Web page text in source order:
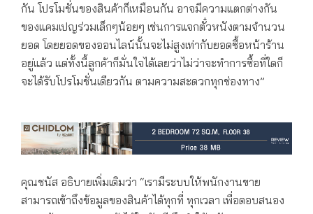
กัน โปรโมชั่นของสินค้าก็เหมือนกัน อาจมีความแตกต่างกัน
ของแคมเปญร่วมเล็กๆน้อยๆ เช่นการแจกตั๋วหนังตามจำนวน
ยอด โดยยอดของออนไลน์นั้นจะไม่สูงเท่ากับยอดซื้อหน้าร้าน
อยู่แล้ว แต่ทั้งนี้ลูกค้าก็มั่นใจได้เลยว่าไม่ว่าจะทำการซื้อที่ใดก็
จะได้รับโปรโมชั่นเดียวกัน ตามความสะดวกทุกช่องทาง”
คุณชนัส อธิบายเพิ่มเติมว่า “เรามีระบบให้พนักงานขาย
สามารถเข้าถึงข้อมูลของสินค้าได้ทุกที่ ทุกเวลา เพื่อตอบสนอง